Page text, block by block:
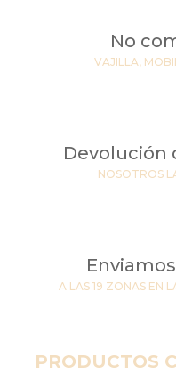
No
VAJILLA,
Devolución
NOSOTROS
A LAS 19 ZONAS EN
PRODUCTOS